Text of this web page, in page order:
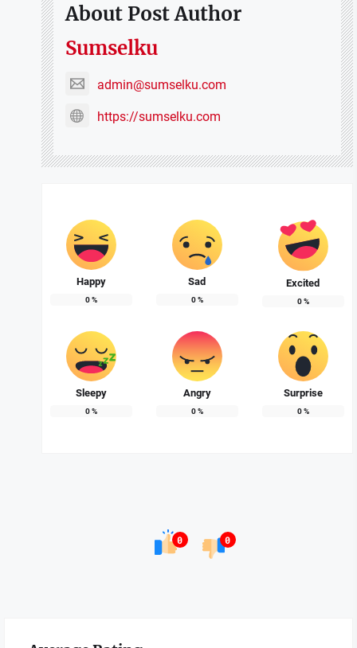
About Post Author
Sumselku
admin@sumselku.com
https://sumselku.com
Happy
0%
Sad
0%
Excited
0%
Sleepy
0%
Angry
0%
Surprise
0%
0 0